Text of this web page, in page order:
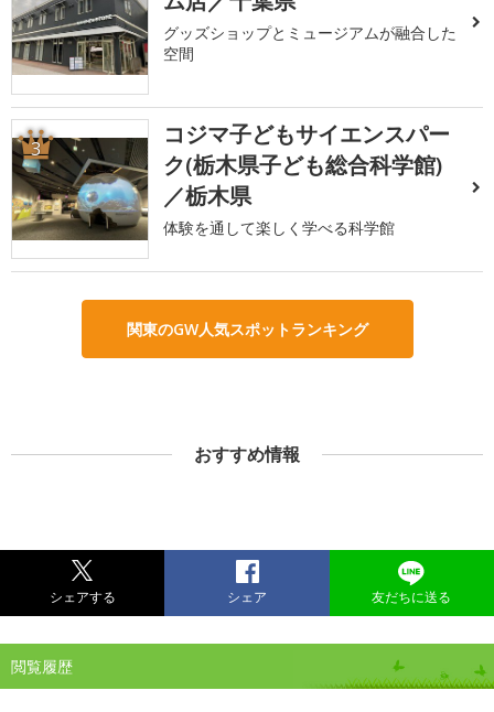
グッズショップとミュージアムが融合した
空間
3
コジマ子どもサイエンスパー
ク(栃木県子ども総合科学館)
／栃木県
体験を通して楽しく学べる科学館
関東のGW人気スポットランキング
おすすめ情報
シェアする シェア 友だちに送る
閲覧履歴